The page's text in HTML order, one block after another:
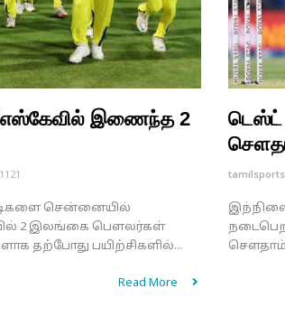
இணைந்த 2
சென்னையில்
2 இலங்கை பௌலர்கள்
தற்போது பயிற்சிகளில்...
Read More
டெஸ்ட்
tamilsports
நடைபெற